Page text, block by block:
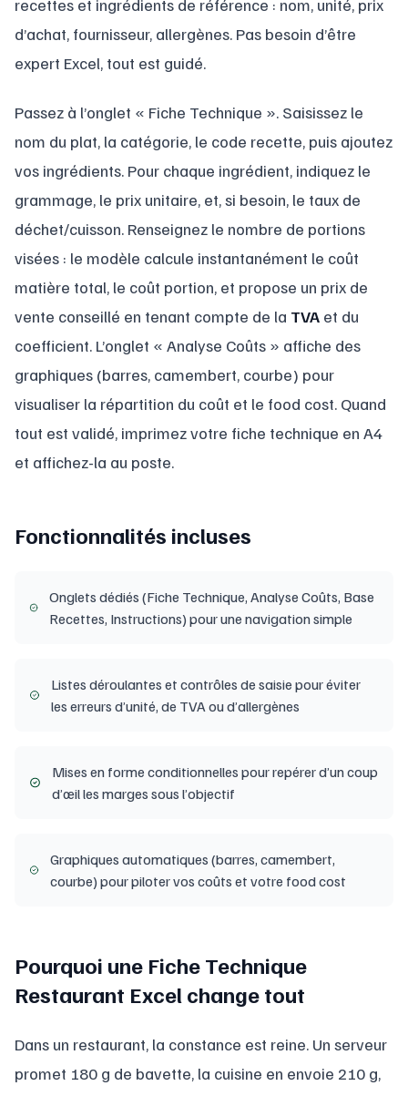
recettes et ingrédients de référence : nom, unité, prix
d’achat, fournisseur, allergènes. Pas besoin d’être
expert Excel, tout est guidé.
Passez à l’onglet « Fiche Technique ». Saisissez le
nom du plat, la catégorie, le code recette, puis ajoutez
vos ingrédients. Pour chaque ingrédient, indiquez le
grammage, le prix unitaire, et, si besoin, le taux de
déchet/cuisson. Renseignez le nombre de portions
visées : le modèle calcule instantanément le coût
matière total, le coût portion, et propose un prix de
vente conseillé en tenant compte de la TVA et du
coefficient. L’onglet « Analyse Coûts » affiche des
graphiques (barres, camembert, courbe) pour
visualiser la répartition du coût et le food cost. Quand
tout est validé, imprimez votre fiche technique en A4
et affichez-la au poste.
Fonctionnalités incluses
Onglets dédiés (Fiche Technique, Analyse Coûts, Base
Recettes, Instructions) pour une navigation simple
Listes déroulantes et contrôles de saisie pour éviter
les erreurs d’unité, de TVA ou d’allergènes
Mises en forme conditionnelles pour repérer d’un coup
d’œil les marges sous l’objectif
Graphiques automatiques (barres, camembert,
courbe) pour piloter vos coûts et votre food cost
Pourquoi une Fiche Technique
Restaurant Excel change tout
Dans un restaurant, la constance est reine. Un serveur
promet 180 g de bavette, la cuisine en envoie 210 g,